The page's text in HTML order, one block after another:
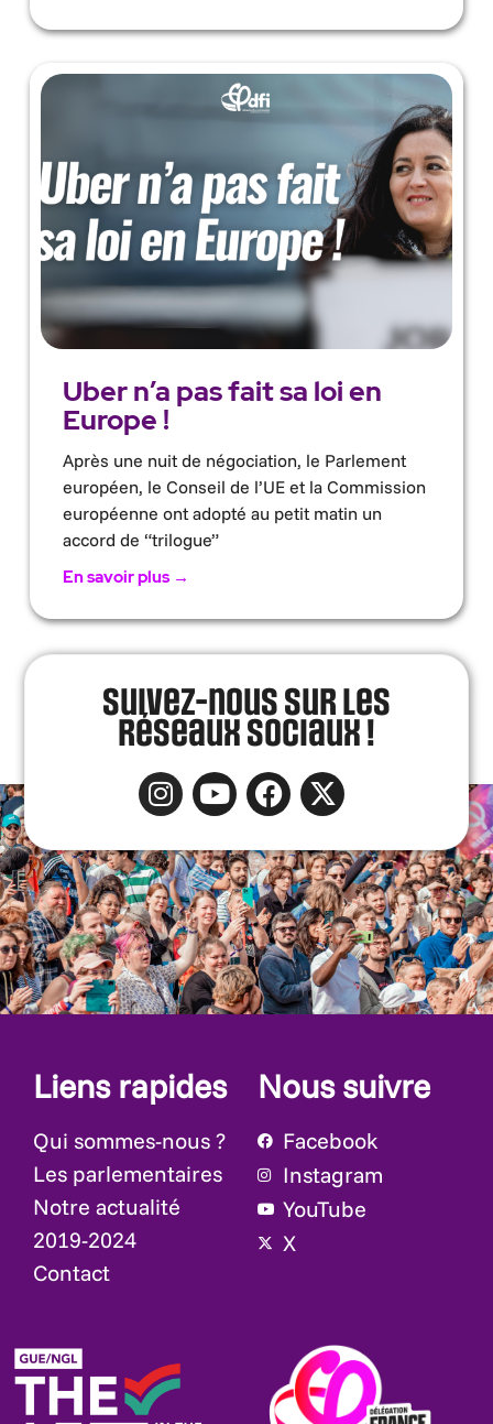
Uber n’a pas fait sa loi en
Europe !
Après une nuit de négociation, le Parlement
européen, le Conseil de l’UE et la Commission
européenne ont adopté au petit matin un
accord de “trilogue”
En savoir plus →
Suivez-nous sur les
réseaux sociaux !
Liens rapides
Qui sommes-nous ?
Les parlementaires
Notre actualité
2019-2024
Contact
Nous suivre
Facebook
Instagram
YouTube
X